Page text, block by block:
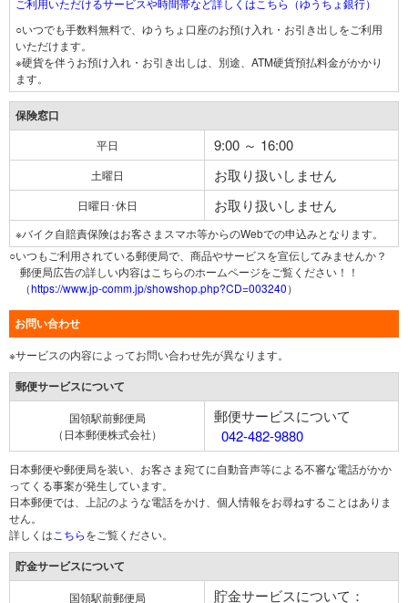
ご利用いただけるサービスや時間帯など詳しくはこちら（ゆうちょ銀行）
○いつでも手数料無料で、ゆうちょ口座のお預け入れ・お引き出しをご利用
いただけます。
※硬貨を伴うお預け入れ・お引き出しは、別途、ATM硬貨預払料金がかかり
ます。
保険窓口
平日 9:00 ～ 16:00
土曜日 お取り扱いしません
日曜日･休日 お取り扱いしません
※バイク自賠責保険はお客さまスマホ等からのWebでの申込みとなります。
○いつもご利用されている郵便局で、商品やサービスを宣伝してみませんか？
郵便局広告の詳しい内容はこちらのホームページをご覧ください！！
（https://www.jp-comm.jp/showshop.php?CD=003240）
お問い合わせ
※サービスの内容によってお問い合わせ先が異なります。
郵便サービスについて
国領駅前郵便局
（日本郵便株式会社）
郵便サービスについて
042-482-9880
日本郵便や郵便局を装い、お客さま宛てに自動音声等による不審な電話がかか
ってくる事案が発生しています。
日本郵便では、上記のような電話をかけ、個人情報をお尋ねすることはありま
せん。
詳しくは こちらをご覧ください。
貯金サービスについて
国領駅前郵便局
貯金サービスについて：